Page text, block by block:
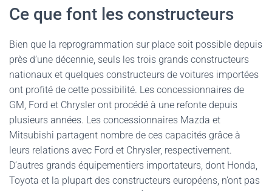
Ce que font les constructeurs
Bien que la reprogrammation sur place soit possible depuis
près d’une décennie, seuls les trois grands constructeurs
nationaux et quelques constructeurs de voitures importées
ont profité de cette possibilité. Les concessionnaires de
GM, Ford et Chrysler ont procédé à une refonte depuis
plusieurs années. Les concessionnaires Mazda et
Mitsubishi partagent nombre de ces capacités grâce à
leurs relations avec Ford et Chrysler, respectivement.
D’autres grands équipementiers importateurs, dont Honda,
Toyota et la plupart des constructeurs européens, n’ont pas